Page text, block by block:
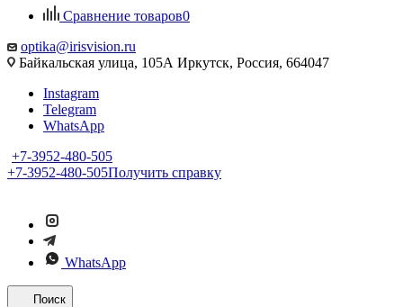
Сравнение товаров0
optika@irisvision.ru
Байкальская улица, 105А Иркутск, Россия, 664047
Instagram
Telegram
WhatsApp
+7-3952-480-505
+7-3952-480-505Получить справку
WhatsApp
Поиск